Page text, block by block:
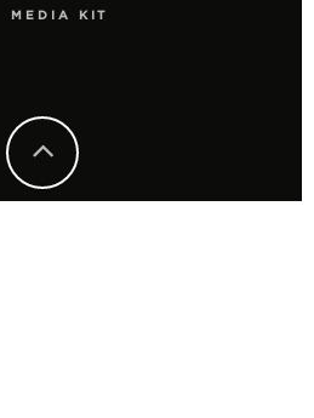
MEDIA KIT